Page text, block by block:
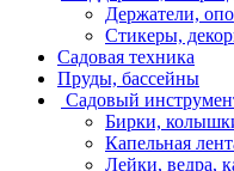
Держатели,
Стикеры,
Садовая техника
Пруды, бассейны
Садовый
Бирки,
Капельная
Лейки, ведра,